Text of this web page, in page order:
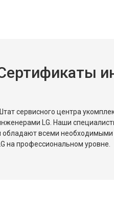
сервисного центра
LG. Наши
обладают всеми необходимыми
на профессиональном уровне.